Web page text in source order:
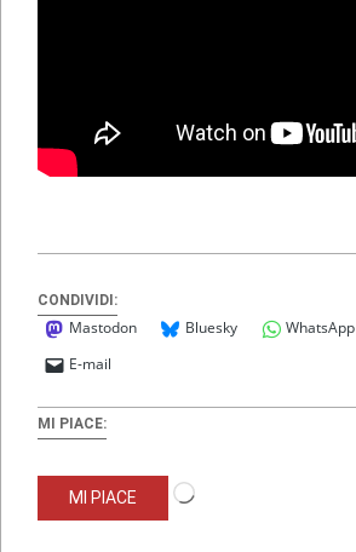
CONDIVIDI:
Mastodon Bluesky WhatsApp
E-mail
MI PIACE:
MI PIACE